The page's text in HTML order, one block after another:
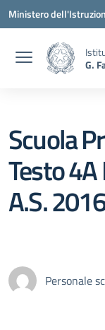
Vai ai contenuti
Vai al menu di
Vai al footer
Ministero
G.
Scuola
Testo 4A
A.S.
Personale